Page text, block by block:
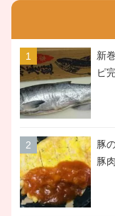
新
ピ
豚
豚